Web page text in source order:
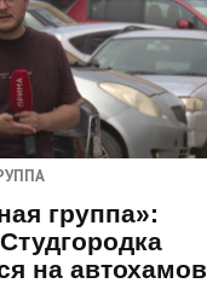
группа»:
на автохамов